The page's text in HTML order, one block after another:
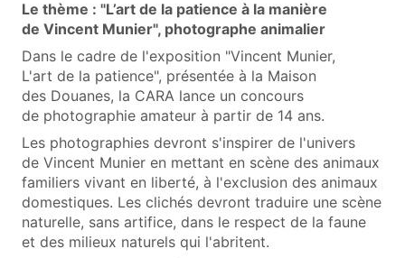
Le thème : "L’art de la patience à la manière
de Vincent Munier", photographe animalier
Dans le cadre de l'exposition "Vincent Munier,
L'art de la patience", présentée à la Maison
des Douanes, la CARA lance un concours
de photographie amateur à partir de 14 ans.
Les photographies devront s'inspirer de l'univers
de Vincent Munier en mettant en scène des animaux
familiers vivant en liberté, à l'exclusion des animaux
domestiques. Les clichés devront traduire une scène
naturelle, sans artifice, dans le respect de la faune
et des milieux naturels qui l'abritent.